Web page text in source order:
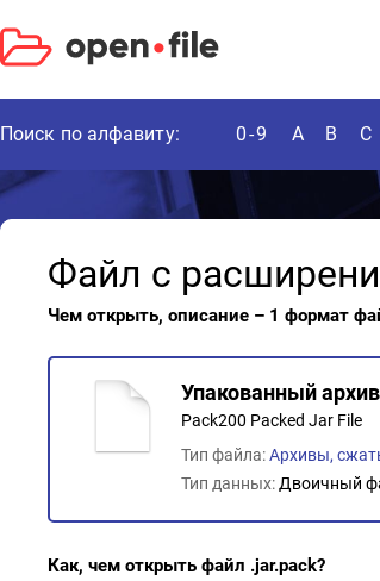
Поиск по алфавиту: 0-9 A B C
Файл с
Чем открыть, описание – 1 формат
Упакованный
Pack200 Packed Jar File
Тип файла:Архивы,
Тип данных: Двоичный
Как, чем открыть файл .jar.pack?